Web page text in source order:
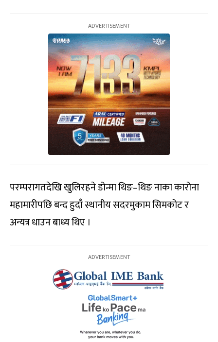
परम्परागतदेखि खुलिरहने डोन्मा थिङ–थिङ नाका कारोना
महामारीपछि बन्द हुदाँ स्थानीय सदरमुकाम सिमकोट र
अन्यत्र धाउन बाध्य थिए ।